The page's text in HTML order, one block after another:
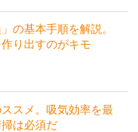
の基本手順を解説。
り出すのがキモ
スメ。吸気効率を最
は必須だ